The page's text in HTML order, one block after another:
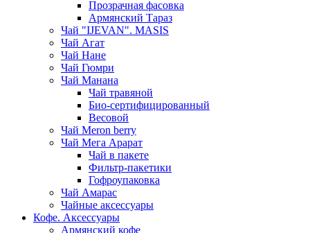
Прозрачная фасовка
Армянский Тараз
Чай "IJEVAN". MASIS
Чай Агат
Чай Нане
Чай Гюмри
Чай Манана
Чай травяной
Био-сертифицированный
Весовой
Чай Meron berry
Чай Мега Арарат
Чай в пакете
Фильтр-пакетики
Гофроупаковка
Чай Амарас
Чайные аксессуары
Кофе. Аксессуары
Армянский кофе